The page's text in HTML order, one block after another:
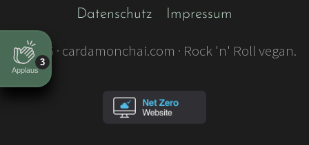
Applaus
3
Datenschutz
Impressum
©2026 · cardamonchai.com · Rock 'n' Roll vegan.